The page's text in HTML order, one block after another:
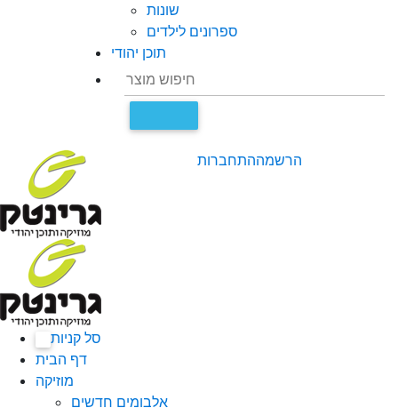
שונות
ספרונים לילדים
תוכן יהודי
התחברותהרשמה
סל קניות
דף הבית
מוזיקה
אלבומים חדשים